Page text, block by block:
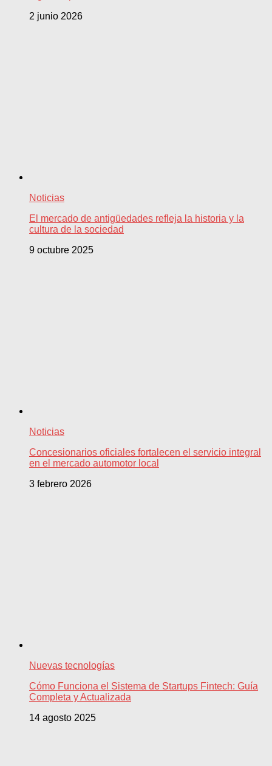
2 junio 2026
Noticias
El mercado de antigüedades refleja la historia y la
cultura de la sociedad
9 octubre 2025
Noticias
Concesionarios oficiales fortalecen el servicio integral
en el mercado automotor local
3 febrero 2026
Nuevas tecnologías
Cómo Funciona el Sistema de Startups Fintech: Guía
Completa y Actualizada
14 agosto 2025